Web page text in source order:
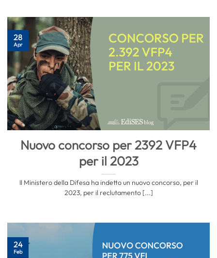
Nuovo concorso per 2392 VFP4
per il 2023
Il Ministero della Difesa ha indetto un nuovo concorso, per il
2023, per il reclutamento [...]
28
Apr
24
Feb